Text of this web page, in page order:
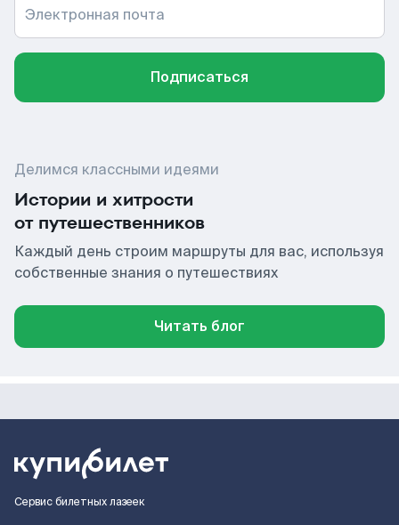
Электронная почта
Подписаться
Делимся классными идеями
Истории и хитрости
от путешественников
Каждый день строим маршруты для вас, используя
собственные знания о путешествиях
Читать блог
Сервис билетных лазеек